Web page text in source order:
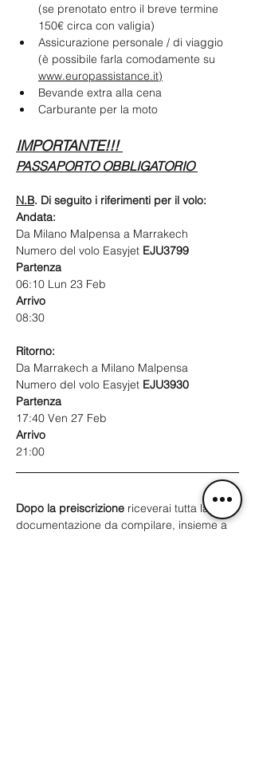
(se prenotato entro il breve termine
150€ circa con valigia)
Assicurazione personale / di viaggio
(è possibile farla comodamente su
www.europassistance.it)
Bevande extra alla cena
Carburante per la moto
IMPORTANTE!!!
PASSAPORTO OBBLIGATORIO
N.B. Di seguito i riferimenti per il volo:
Andata:
Da Milano Malpensa a Marrakech
Numero del volo Easyjet EJU3799
Partenza
06:10 Lun 23 Feb
Arrivo
08:30
Ritorno:
Da Marrakech a Milano Malpensa
Numero del volo Easyjet EJU3930
Partenza
17:40 Ven 27 Feb
Arrivo
21:00
Dopo la preiscrizione riceverai tutta la
documentazione da compilare, insieme a